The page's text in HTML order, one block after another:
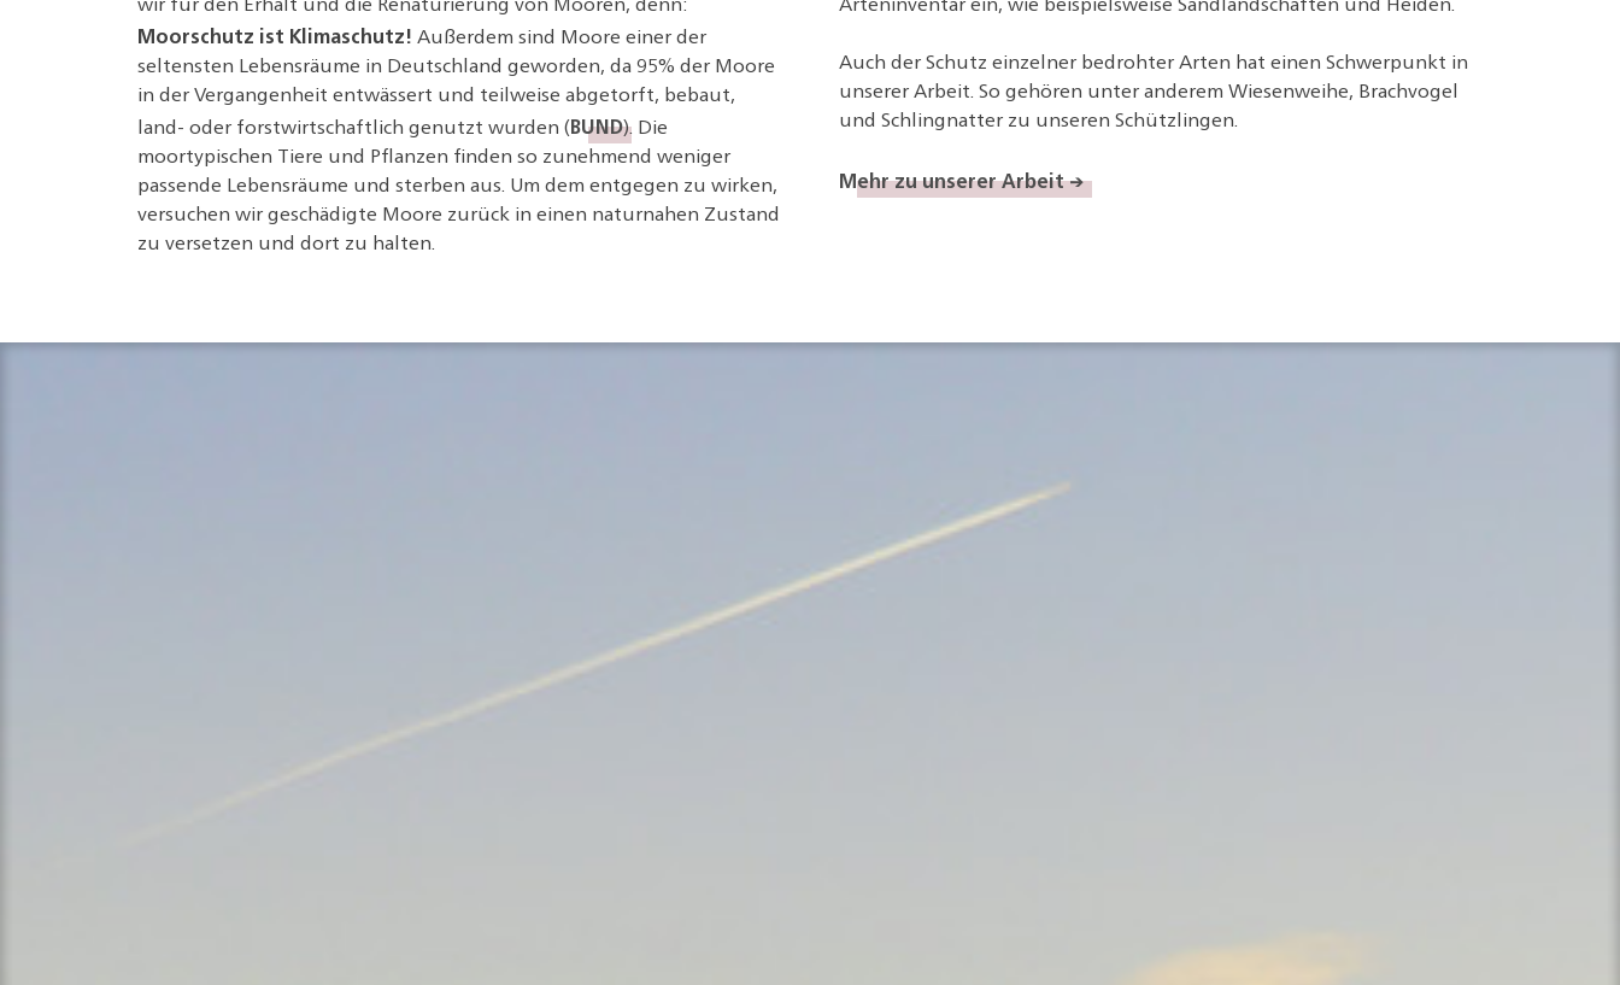
wir für den Erhalt und die Renaturierung von Mooren, denn:
Moorschutz ist Klimaschutz! Außerdem sind Moore einer der
seltensten Lebensräume in Deutschland geworden, da 95% der Moore
in der Vergangenheit entwässert und teilweise abgetorft, bebaut,
land- oder forstwirtschaftlich genutzt wurden (BUND). Die
moortypischen Tiere und Pflanzen finden so zunehmend weniger
passende Lebensräume und sterben aus. Um dem entgegen zu wirken,
versuchen wir geschädigte Moore zurück in einen naturnahen Zustand
zu versetzen und dort zu halten.
Arteninventar ein, wie beispielsweise Sandlandschaften und Heiden.
Auch der Schutz einzelner bedrohter Arten hat einen Schwerpunkt in
unserer Arbeit. So gehören unter anderem Wiesenweihe, Brachvogel
und Schlingnatter zu unseren Schützlingen.
Mehr zu unserer Arbeit →